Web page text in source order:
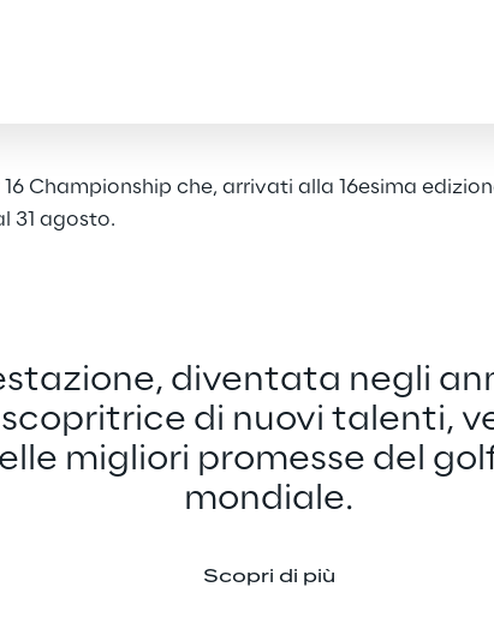
Championship che, arrivati alla 16esima
31 agosto.
diventata negli
di nuovi talenti,
migliori promesse del
mondiale.
Scopri di più